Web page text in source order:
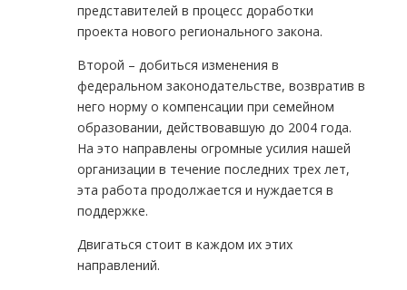
представителей в процесс доработки
проекта нового регионального закона.
Второй – добиться изменения в
федеральном законодательстве, возвратив в
него норму о компенсации при семейном
образовании, действовавшую до 2004 года.
На это направлены огромные усилия нашей
организации в течение последних трех лет,
эта работа продолжается и нуждается в
поддержке.
Двигаться стоит в каждом их этих
направлений.